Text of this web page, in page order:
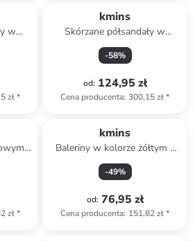
w
zł*
kmins
Skórzane półsandały w
kolorze granatowym do
chodzenia na boso
-58%
od: 124,95 zł
Cena producenta: 300,15 zł*
z
zł*
kmins
Baleriny w kolorze żółtym z
paskiem
-49%
od: 76,95 zł
Cena producenta: 151,82 zł*